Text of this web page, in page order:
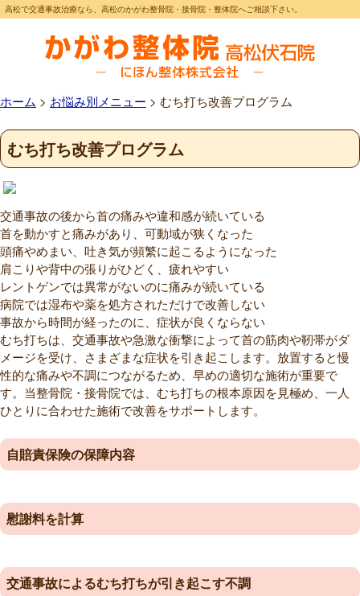
高松で交通事故治療なら、高松のかがわ整骨院・接骨院・整体院へご相談下さい。
ホーム > お悩み別メニュー > むち打ち改善プログラム
むち打ち改善プログラム
交通事故の後から首の痛みや違和感が続いている
首を動かすと痛みがあり、可動域が狭くなった
頭痛やめまい、吐き気が頻繁に起こるようになった
肩こりや背中の張りがひどく、疲れやすい
レントゲンでは異常がないのに痛みが続いている
病院では湿布や薬を処方されただけで改善しない
事故から時間が経ったのに、症状が良くならない
むち打ちは、交通事故や急激な衝撃によって首の筋肉や靭帯がダ
メージを受け、さまざまな症状を引き起こします。放置すると慢
性的な痛みや不調につながるため、早めの適切な施術が重要で
す。当整骨院・接骨院では、むち打ちの根本原因を見極め、一人
ひとりに合わせた施術で改善をサポートします。
自賠責保険の保障内容
慰謝料を計算
交通事故によるむち打ちが引き起こす不調